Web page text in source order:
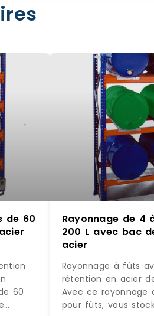
de 60
60
Rayonnage de 4
200 L avec bac
acier
Rayonnage à fûts
rétention en acier
Avec ce rayonnage
pour fûts, vous